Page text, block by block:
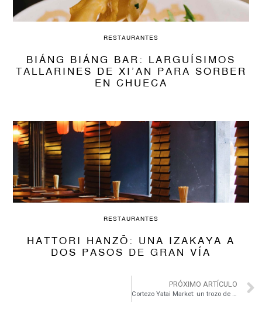
RESTAURANTES
BIÁNG BIÁNG BAR: LARGUÍSIMOS
TALLARINES DE XI’AN PARA SORBER
EN CHUECA
RESTAURANTES
HATTORI HANZŌ: UNA IZAKAYA A
DOS PASOS DE GRAN VÍA
PRÓXIMO ARTÍCULO
Cortezo Yatai Market: un trozo de Asia en Madrid